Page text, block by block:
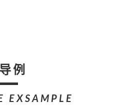
例
EXSAMPLE